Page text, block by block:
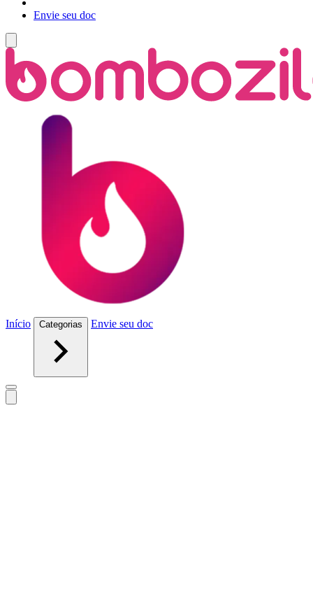
Envie seu doc
Início Categorias Envie seu doc